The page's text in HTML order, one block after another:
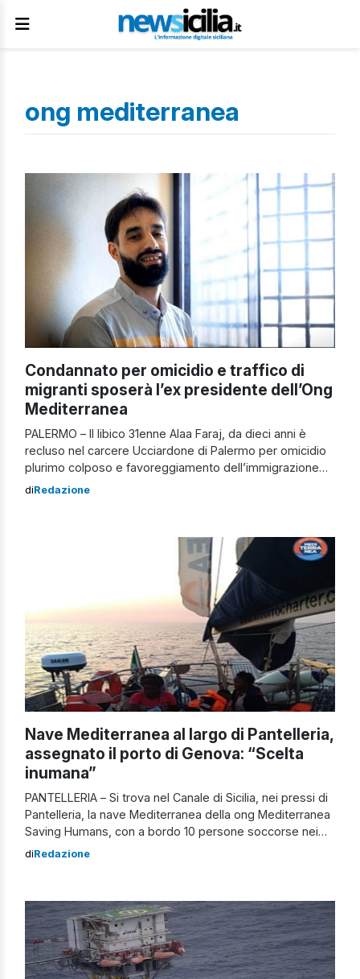
ong mediterranea
Condannato per omicidio e traffico di
migranti sposerà l’ex presidente dell’Ong
Mediterranea
PALERMO – Il libico 31enne Alaa Faraj, da dieci anni è
recluso nel carcere Ucciardone di Palermo per omicidio
plurimo colposo e favoreggiamento dell’immigrazione
clandestina, perché ritenuto uno degli scafisti del
dicembre dell’anno scorso il Capo dello Stato Sergio […]
diRedazione
Nave Mediterranea al largo di Pantelleria,
assegnato il porto di Genova: “Scelta
inumana”
PANTELLERIA – Si trova nel Canale di Sicilia, nei pressi di
Pantelleria, la nave Mediterranea della ong Mediterranea
Saving Humans, con a bordo 10 persone soccorse nei
giorni scorsi. La decisione L’organizzazione fa sapere
luogo sicuro di sbarco”. Una […]
diRedazione